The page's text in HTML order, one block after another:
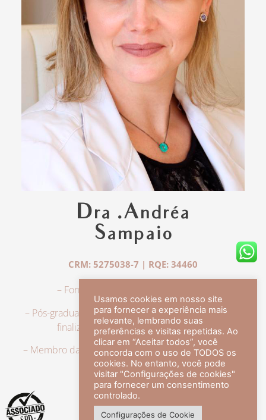
Dra .Andréa
Sampaio
CRM: 5275038-7 | RQE: 34460
– Formação em Medicina pela UFRJ.
– Pós-graduação em Dermatologia pela UFRJ, tendo
finalizado a especialização em 2007.
– Membro da Sociedade Brasileira de Dermatologia,
com título de especialista.
veja mais +
Usamos cookies em nosso site
para fornecer a experiência mais
relevante, lembrando suas
preferências e visitas repetidas. Ao
clicar em “Aceitar todos”, você
concorda com o uso de TODOS os
cookies. No entanto, você pode
visitar "Configurações de cookies"
para fornecer um consentimento
controlado.
Configurações de Cookie